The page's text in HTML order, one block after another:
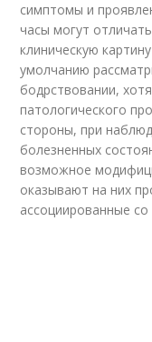
симптомы и
часы могут
клиническую
умолчанию
бодрствовании,
патологического
стороны, при
болезненных
возможное
оказывают на них
ассоциированные со